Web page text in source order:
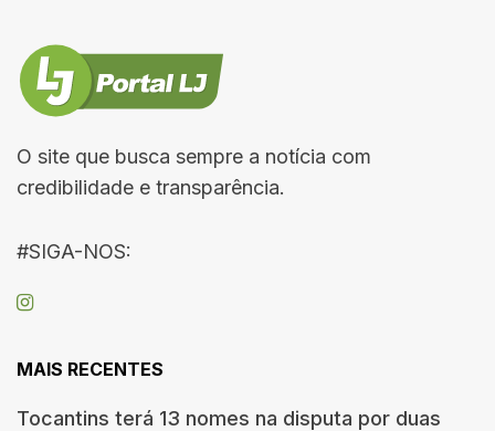
O site que busca sempre a notícia com
credibilidade e transparência.
#SIGA-NOS:
MAIS RECENTES
Tocantins terá 13 nomes na disputa por duas